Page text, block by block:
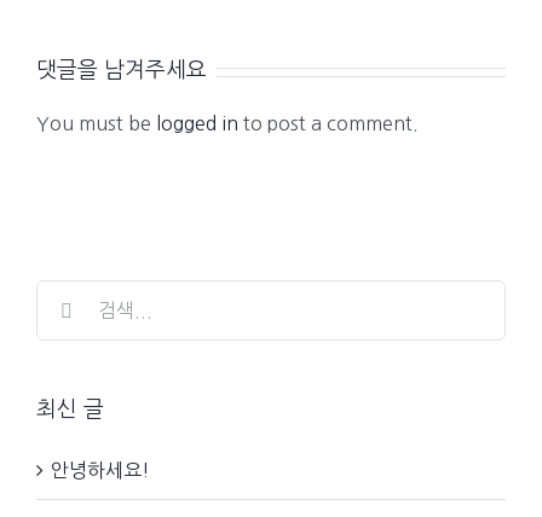
댓글을 남겨주세요
You must be logged in to post a comment.
최신 글
안녕하세요!